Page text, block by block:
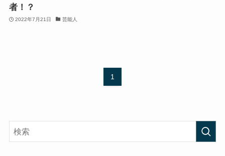
者！？
2022年7月21日 芸能人
1